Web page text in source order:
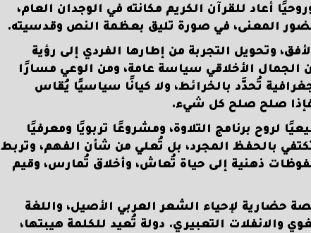
أعاد للقرآن الكريم مكانته في الوجدان العام،
المعنى، في صورة تليق بعظمة النص وقدسيته.
وتحويل التجربة من إطارها الفردي إلى رؤية
الجمال الأخلاقي سياسة عامة، ومن الوعي مسارًا
تُحدَّد بالخرائط، ولا كيانًا سياسيًا يُقاس
فإذا صلح صلح كل شيء.
لروح برنامج التلاوة، ومشروعًا تربويًا ومعرفيًا
بالحفظ المجرد، بل تُعلي من شأن الفهم، وتربط
ذهنية إلى حياة تُعاش، وأخلاق تُمارس، وقيم
حضارية لإحياء الشعر العربي الأصيل، واللغة
والانفلات التعبيري. دولة تُعيد للكلمة هيبتها،